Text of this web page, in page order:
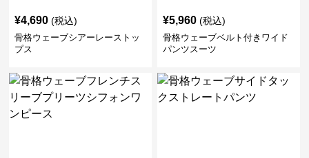
¥4,690 (税込)
骨格ウェーブシアーレーストッ
プス
¥5,960 (税込)
骨格ウェーブベルト付きワイド
パンツスーツ